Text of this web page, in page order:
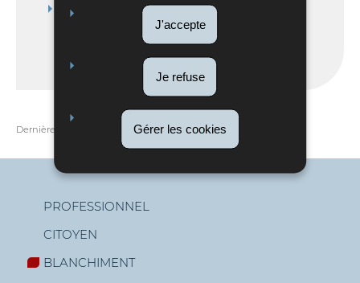
J'accepte
Je refuse
Gérer les cookies
AIF AML/CFT QUESTIONNAIRE 2024
Dernière mise à jour 02/06/2026
Menu
PROFESSIONNEL
CITOYEN
BLANCHIMENT